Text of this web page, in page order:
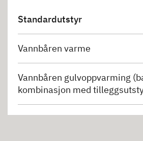
Standardutstyr
Vannbåren varme
Vannbåren gulvoppvarming
kombinasjon med